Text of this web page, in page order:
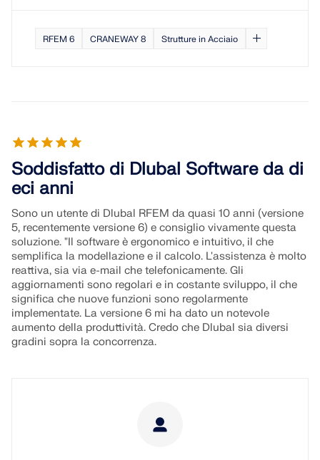
RFEM 6 CRANEWAY 8 Strutture in Acciaio
Soddisfatto di Dlubal Software da di
eci anni
Sono un utente di Dlubal RFEM da quasi 10 anni (versione
5, recentemente versione 6) e consiglio vivamente questa
soluzione. "Il software è ergonomico e intuitivo, il che
semplifica la modellazione e il calcolo. L'assistenza è molto
reattiva, sia via e-mail che telefonicamente. Gli
aggiornamenti sono regolari e in costante sviluppo, il che
significa che nuove funzioni sono regolarmente
implementate. La versione 6 mi ha dato un notevole
aumento della produttività. Credo che Dlubal sia diversi
gradini sopra la concorrenza.